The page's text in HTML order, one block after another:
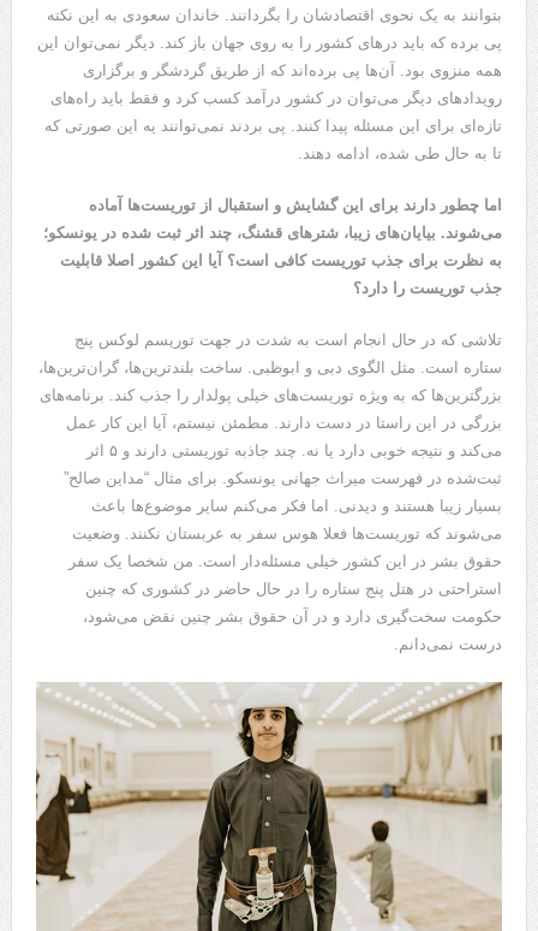
بتوانند به یک نحوی اقتصادشان را بگردانند. خاندان سعودی به این نکته
پی برده که باید در‌های کشور را به روی جهان باز کند. دیگر نمی‌توان این
همه منزوی بود. آن‌ها پی برد‌ه‌اند که از طریق گردشگر و برگزاری
رویداد‌های دیگر می‌توان در کشور درآمد کسب کرد و فقط باید راه‌های
تازه‌ای برای این مسئله پیدا کنند. پی بردند نمی‌توانند یه این صورتی که
تا به حال طی شده، ادامه دهند.
اما چطور دارند برای این گشایش و استقبال از توریست‌ها آماده
می‌شوند. بیایان‌های زیبا، شتر‌های قشنگ، چند اثر ثبت شده در یونسکو؛
به نظرت برای جذب توریست کافی است؟ آیا این کشور اصلا قابلیت
جذب توریست را دارد؟
تلاشی که در حال انجام است به شدت در جهت توریسم لوکس پنج
ستاره است. مثل الگوی دبی و ابوظبی. ساخت بلندترین‌ها، گران‌ترین‌ها،
بزرگترین‌ها که به ویژه توریست‌های خیلی پولدار را جذب کند. برنامه‌های
بزرگی در این راستا در دست دارند. مطمئن نیستم، آیا این کار عمل
می‌کند و نتیجه خوبی دارد یا نه. چند جاذبه توریستی دارند و ۵ اثر
ثبت‌شده در فهرست میراث جهانی یونسکو. برای مثال “مداین صالح”
بسیار زیبا هستند و دیدنی. اما فکر می‌کنم سایر موضوع‌ها باعث
می‌شوند که توریست‌ها فعلا هوس سفر به عربستان نکنند. وضعیت
حقوق بشر در این کشور خیلی مسئله‌دار است. من شخصا یک سفر
استراحتی در هتل پنج ستاره را در حال حاضر در کشوری که چنین
حکومت سخت‌گیری دارد و در آن حقوق بشر چنین نقض می‌شود،
درست نمی‌دانم.